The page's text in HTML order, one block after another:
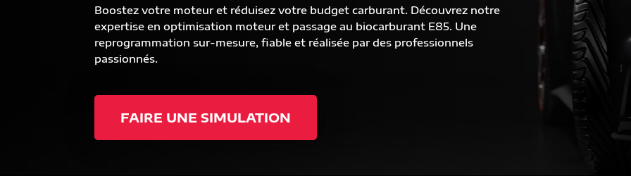
Boostez votre moteur et réduisez votre budget carburant. Découvrez notre
expertise en optimisation moteur et passage au biocarburant E85. Une
reprogrammation sur-mesure, fiable et réalisée par des professionnels
passionnés.
FAIRE UNE SIMULATION